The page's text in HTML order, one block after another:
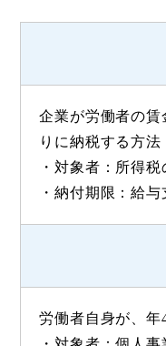
企業が労働者の賃
りに納税する方法
・対象者：所得
・納付期限：給
労働者自身が、